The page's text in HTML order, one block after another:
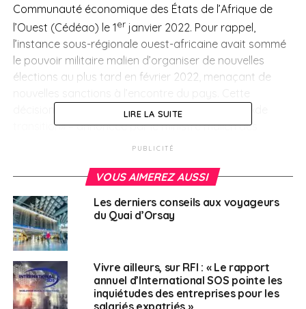
Communauté économique des États de l’Afrique de
l’Ouest (Cédéao) le 1erjanvier 2022. Pour rappel,
l’instance sous-régionale ouest-africaine avait sommé
le pouvoir militaire malien d’organiser de nouvelles
élections au plus tard en février 2022, menaçant de
décision de prolongation de cette période dite «de
transition» – annoncée par le ministre malien des
Affaires étrangères Abdoulaye Diop – a suscité la
Pour sa part, la Cédéao doit envoyer un nouveau
sommet extraordinaire sur ce dossier, quatre jours plus
tard.
Mozambique
Les forces de sécurité mozambicaines ont mené
plusieurs actions contre les activistes du groupe
LIRE LA SUITE
PUBLICITÉ
VOUS AIMEREZ AUSSI
Les derniers conseils aux voyageurs
du Quai d’Orsay
Vivre ailleurs, sur RFI : « Le rapport
annuel d’International SOS pointe les
inquiétudes des entreprises pour les
salariés expatriés »